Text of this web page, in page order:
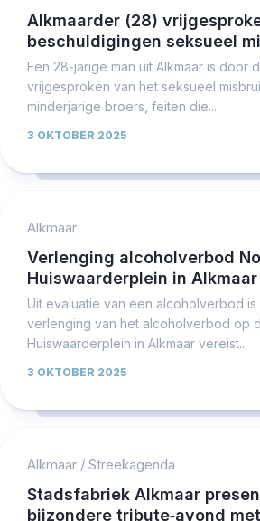
Alkmaarder (28)
beschuldigingen seksueel
Een 28-jarige man uit Alkmaar is door
vrijgesproken van het seksueel
minderjarige broers, feiten die...
3 OKTOBER 2025
Alkmaar
Verlenging alcoholverbod
Huiswaarderplein in Alkmaar
Uit evaluatie van een alcoholverbod
verlenging van het alcoholverbod op
Huiswaarderplein in Alkmaar vereist...
3 OKTOBER 2025
Alkmaar / Streekagenda
Stadsfabriek Alkmaar
bijzondere tribute‑avond